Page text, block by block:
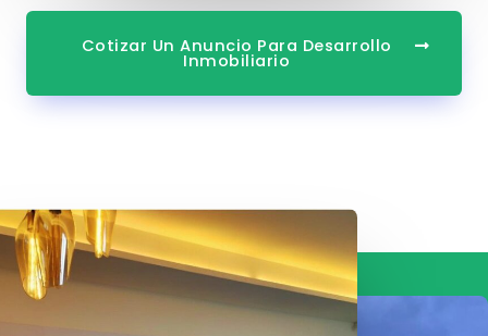
Cotizar Un Anuncio Para Desarrollo
Inmobiliario